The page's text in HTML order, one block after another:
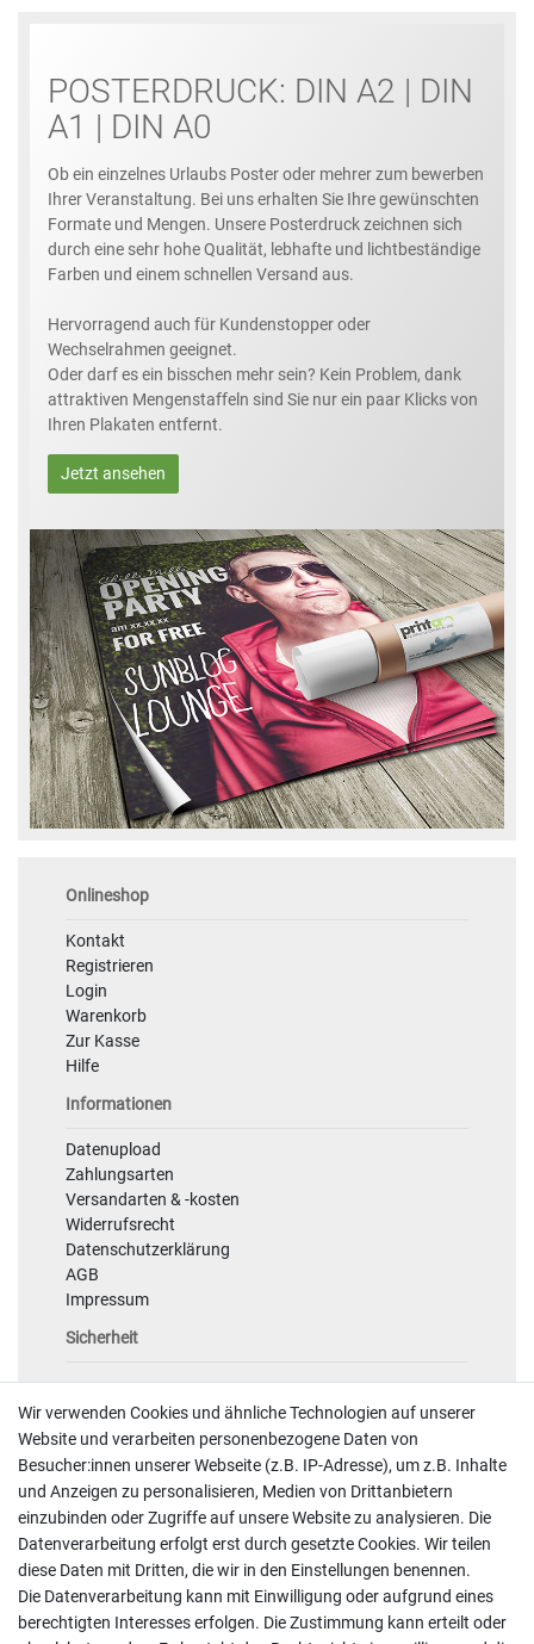
POSTERDRUCK: DIN A2 | DIN
A1 | DIN A0
Ob ein einzelnes Urlaubs Poster oder mehrer zum bewerben
Ihrer Veranstaltung. Bei uns erhalten Sie Ihre gewünschten
Formate und Mengen. Unsere Posterdruck zeichnen sich
durch eine sehr hohe Qualität, lebhafte und lichtbeständige
Farben und einem schnellen Versand aus.
Hervorragend auch für Kundenstopper oder
Wechselrahmen geeignet.
Oder darf es ein bisschen mehr sein? Kein Problem, dank
attraktiven Mengenstaffeln sind Sie nur ein paar Klicks von
Ihren Plakaten entfernt.
Jetzt ansehen
Onlineshop
Kontakt
Registrieren
Login
Warenkorb
Zur Kasse
Hilfe
Informationen
Datenupload
Zahlungsarten
Versandarten & -kosten
Widerrufsrecht
Datenschutzerklärung
AGB
Impressum
Sicherheit
Kontakt
Telefon:07191 - 9 33 21 80
E-Mail:info@printaro.de
Bürozeiten
Wir verwenden Cookies und ähnliche Technologien auf unserer
Website und verarbeiten personenbezogene Daten von
Besucher:innen unserer Webseite (z.B. IP-Adresse), um z.B. Inhalte
und Anzeigen zu personalisieren, Medien von Drittanbietern
einzubinden oder Zugriffe auf unsere Website zu analysieren. Die
Datenverarbeitung erfolgt erst durch gesetzte Cookies. Wir teilen
diese Daten mit Dritten, die wir in den Einstellungen benennen.
Die Datenverarbeitung kann mit Einwilligung oder aufgrund eines
berechtigten Interesses erfolgen. Die Zustimmung kann erteilt oder